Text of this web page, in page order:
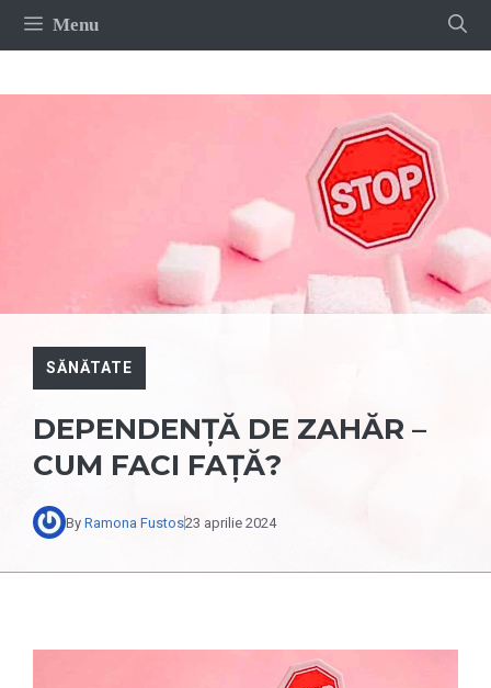
Sari
Menu
SĂNĂTATE
DEPENDENȚĂ DE ZAHĂR –
CUM FACI FAȚĂ?
By Ramona Fustos23 aprilie 2024